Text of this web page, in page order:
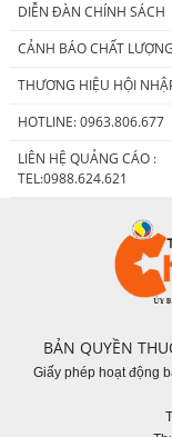
DIỄN ĐÀN CHÍNH SÁCH
CẢNH BÁO CHẤT LƯỢNG
THƯƠNG HIỆU HỘI
HOTLINE: 0963.806.677
LIÊN HỆ QUẢNG CÁO :
TEL:0988.624.621
BẢN QUYỀN
Giấy phép hoạt động